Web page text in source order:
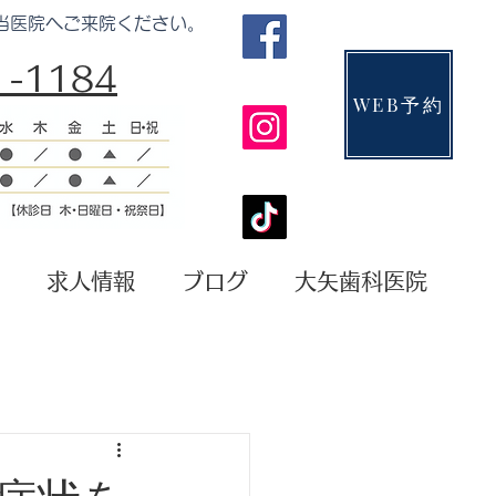
院へご来院ください。
1184​​
WEB予約
求人情報 ブログ 大矢歯科医院